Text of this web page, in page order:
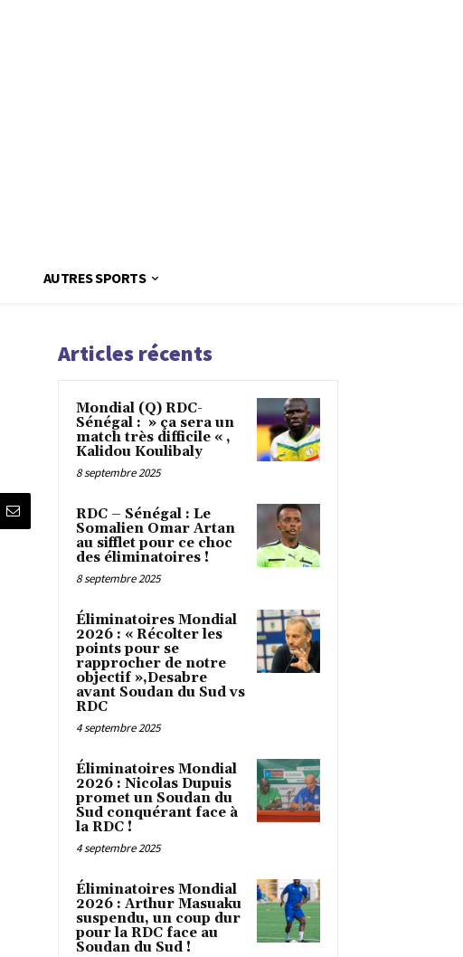
AUTRES SPORTS
Articles récents
Mondial (Q) RDC-
Sénégal : » ça sera un
match très difficile « ,
Kalidou Koulibaly
8 septembre 2025
RDC – Sénégal : Le
Somalien Omar Artan
au sifflet pour ce choc
des éliminatoires !
8 septembre 2025
Éliminatoires Mondial
2026 : « Récolter les
points pour se
rapprocher de notre
objectif »,Desabre
avant Soudan du Sud vs
RDC
4 septembre 2025
Éliminatoires Mondial
2026 : Nicolas Dupuis
promet un Soudan du
Sud conquérant face à
la RDC !
4 septembre 2025
Éliminatoires Mondial
2026 : Arthur Masuaku
suspendu, un coup dur
pour la RDC face au
Soudan du Sud !